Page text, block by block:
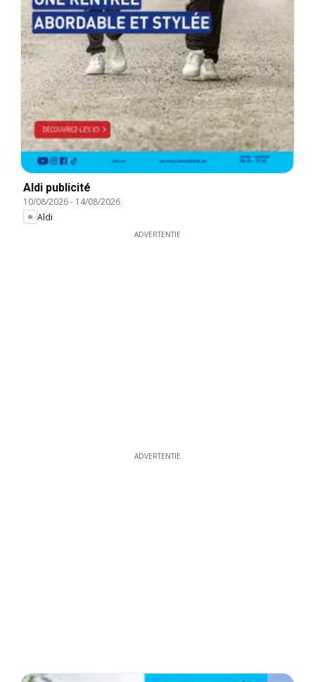
Aldi publicité
10/08/2026- 14/08/2026
Aldi
ADVERTENTIE
ADVERTENTIE